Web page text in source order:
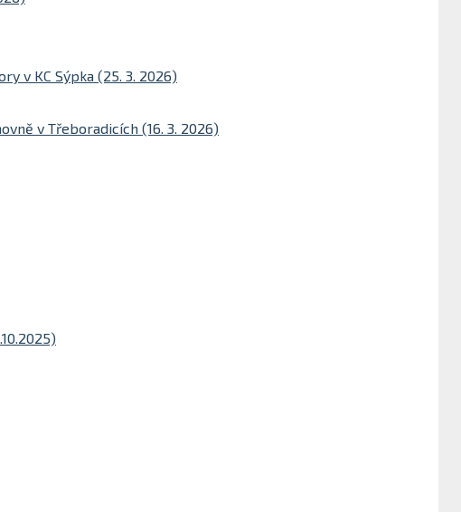
v KC Sýpka (25. 3. 2026)
v Třeboradicích (16. 3. 2026)